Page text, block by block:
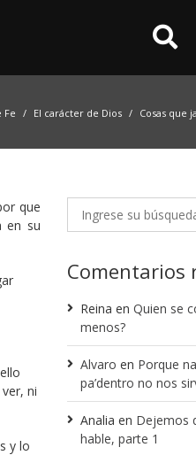
Fe El carácter de Dios Cosas que
que
en su
ni
y lo
Comentarios
Reina en Quien se
menos?
Alvaro en Porque
pa’dentro no nos
Analia en Dejemos
hable, parte 1